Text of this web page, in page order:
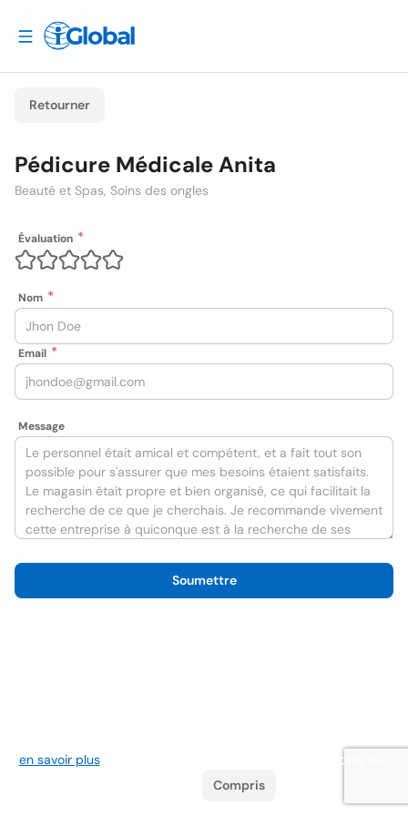
Retourner
Pédicure Médicale Anita
Beauté et Spas, Soins des ongles
Évaluation
Nom
Email
Message
Soumettre
en savoir plus. Si vous continuez à naviguer, vous acceptez leur
Compris